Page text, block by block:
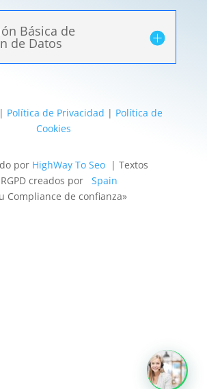
Básica de
de Datos
| Política de Privacidad | Política de
Cookies
por HighWay To Seo| Textos
creados por Spain
Compliance de confianza»